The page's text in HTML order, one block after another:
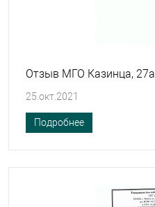
Отзыв МГО Казинца, 27а
25.окт.2021
Подробнее